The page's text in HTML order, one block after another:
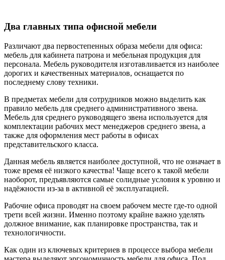
Два главных типа офисной мебели
Различают два первостепенных образа мебели для офиса:
мебель для кабинета патрона и мебельная продукция для
персонала. Мебель руководителя изготавливается из наиболее
дорогих и качественных материалов, оснащается по
последнему слову техники.
В предметах мебели для сотрудников можно выделить как
правило мебель для среднего административного звена.
Мебель для среднего руководящего звена используется для
комплектации рабочих мест менеджеров среднего звена, а
также для оформления мест работы в офисах
представительского класса.
Данная мебель является наиболее доступной, что не означает в
тоже время её низкого качества! Чаще всего к такой мебели
наоборот, предъявляются самые солидные условия к уровню и
надёжности из-за в активной её эксплуатацией.
Рабочие офиса проводят на своем рабочем месте где-то одной
трети всей жизни. Именно поэтому крайне важно уделять
должное внимание, как планировке пространства, так и
технологичности.
Как один из ключевых критериев в процессе выбора мебели